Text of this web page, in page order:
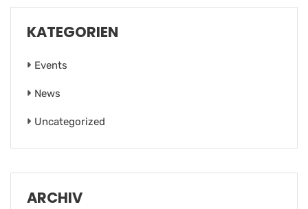
KATEGORIEN
Events
News
Uncategorized
ARCHIV